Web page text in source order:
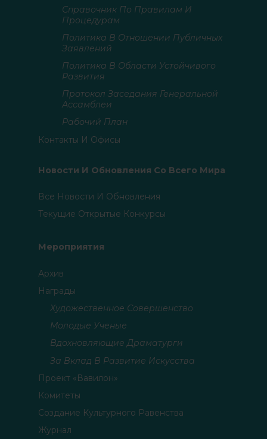
Справочник По Правилам И
Процедурам
Политика В Отношении Публичных
Заявлений
Политика В Области Устойчивого
Развития
Протокол Заседания Генеральной
Ассамблеи
Рабочий План
Контакты И Офисы
Новости И Обновления Со Всего Мира
Все Новости И Обновления
Текущие Открытые Конкурсы
Мероприятия
Архив
Награды
Художественное Совершенство
Молодые Ученые
Вдохновляющие Драматурги
За Вклад В Развитие Искусства
Проект «Вавилон»
Комитеты
Создание Культурного Равенства
Журнал